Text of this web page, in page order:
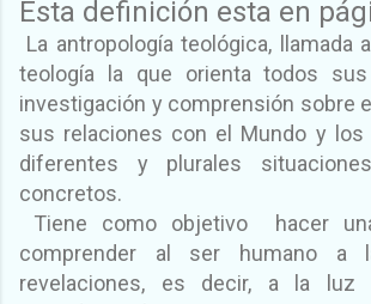
Esta definición esta en
La antropología teológica, llamada
teología la que orienta todos
investigación y comprensión sobre
sus relaciones con el Mundo y los
diferentes y plurales
concretos.
Tiene como objetivo hacer
comprender al ser humano
revelaciones, es decir, a la